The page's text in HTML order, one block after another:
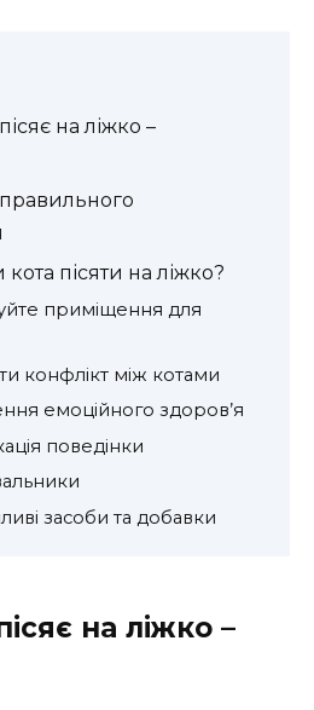
на ліжко –
пісяти на ліжко?
приміщення для
конфлікт між котами
емоційного здоров’я
поведінки
засоби та добавки
на ліжко –